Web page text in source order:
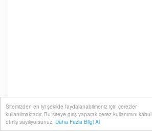
Sitemizden en iyi şekilde faydalanabilmeniz için çerezler
kullanılmaktadır. Bu siteye giriş yaparak çerez kullanımını kabul
etmiş sayılıyorsunuz. Daha Fazla Bilgi Al